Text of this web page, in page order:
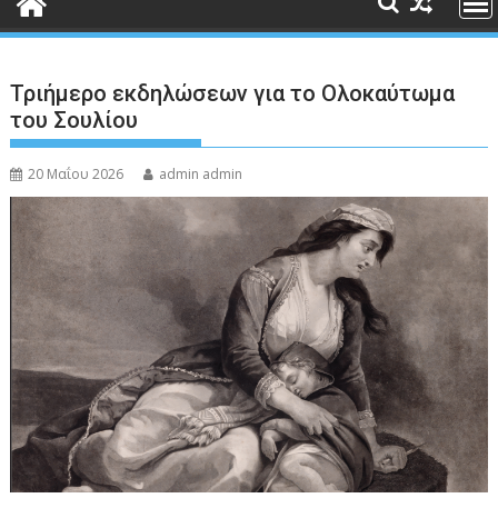
Τριήμερο εκδηλώσεων για το Ολοκαύτωμα
του Σουλίου
20 Μαΐου 2026 admin admin